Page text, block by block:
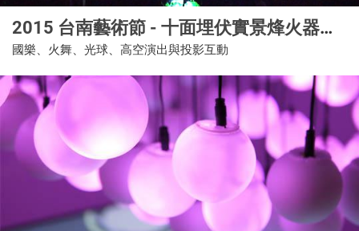
2015 台南藝術節 - 十面埋伏實景烽火器樂劇場
國樂、火舞、光球、高空演出與投影互動